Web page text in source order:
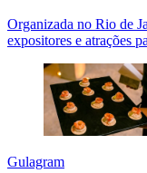
Organizada no Rio de
expositores e atrações
Gulagram